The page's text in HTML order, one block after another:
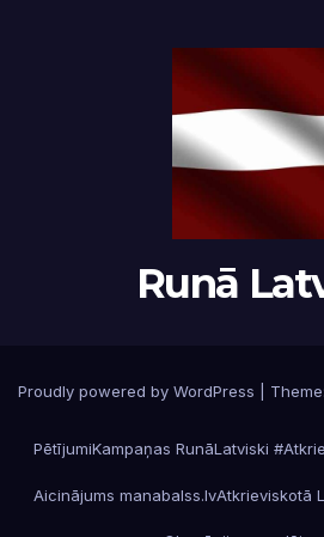
Runā
Proudly powered by WordPress Theme:
PētījumiKampaņas RunāLatviski
Aicinājums manabalss.lvAtkrieviskotā